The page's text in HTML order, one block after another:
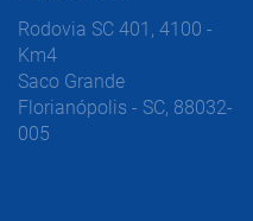
Rodovia SC 401, 4100 -
Km4
Saco Grande
Florianópolis - SC, 88032-
005